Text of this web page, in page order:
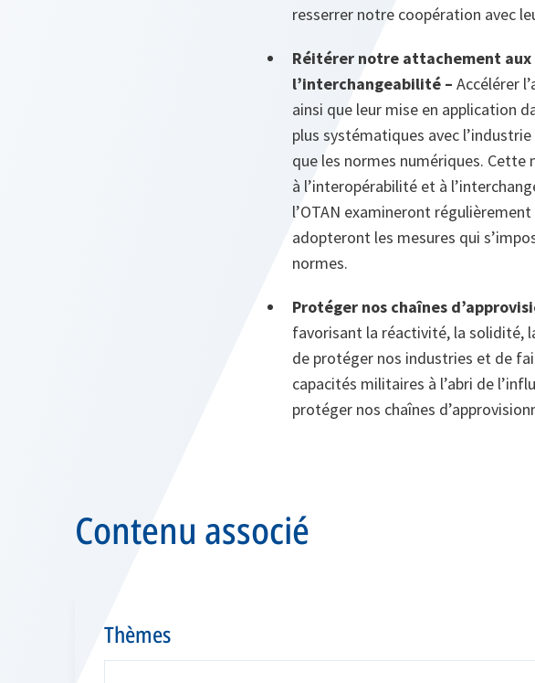
resserrer notre coopération avec
Réitérer notre attachement
l’interchangeabilité – Accélérer
ainsi que leur mise en application
plus systématiques avec
que les normes numériques.
à l’interopérabilité et à
l’OTAN examineront
adopteront les mesures qui
normes.
Protéger nos chaînes
favorisant la réactivité, la solidité,
de protéger nos industries et de
capacités militaires à l’abri de
protéger nos chaînes
Contenu associé
Thèmes